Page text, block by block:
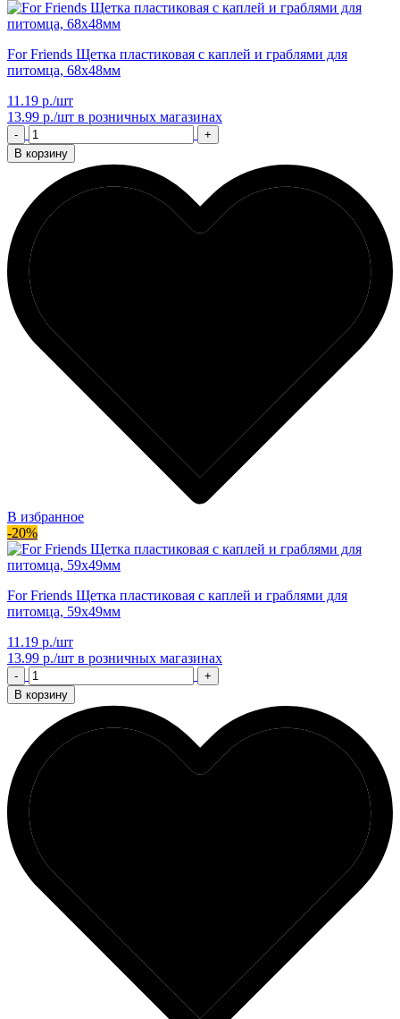
For Friends Щетка пластиковая с каплей и граблями для
питомца, 68х48мм
11.19 р./шт
13.99 р./шт в розничных магазинах
-
+
В корзину
В избранное
-20%
For Friends Щетка пластиковая с каплей и граблями для
питомца, 59х49мм
11.19 р./шт
13.99 р./шт в розничных магазинах
-
+
В корзину